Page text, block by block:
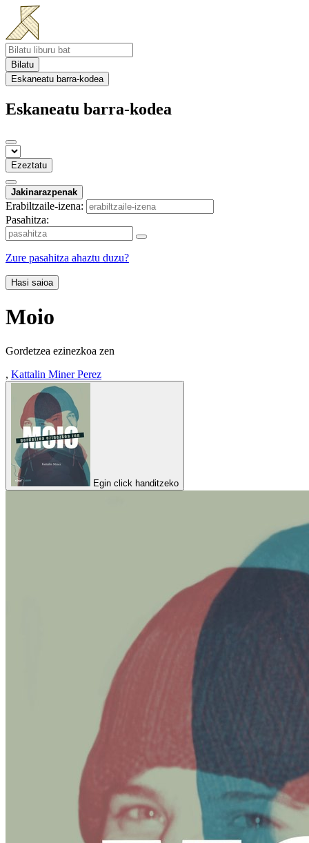
Bilatu
Eskaneatu barra-kodea
Eskaneatu barra-kodea
Ezeztatu
Jakinarazpenak
Erabiltzaile-izena:
Pasahitza:
Zure pasahitza ahaztu duzu?
Hasi saioa
Moio
Gordetzea ezinezkoa zen
, Kattalin Miner Perez
Egin click handitzeko